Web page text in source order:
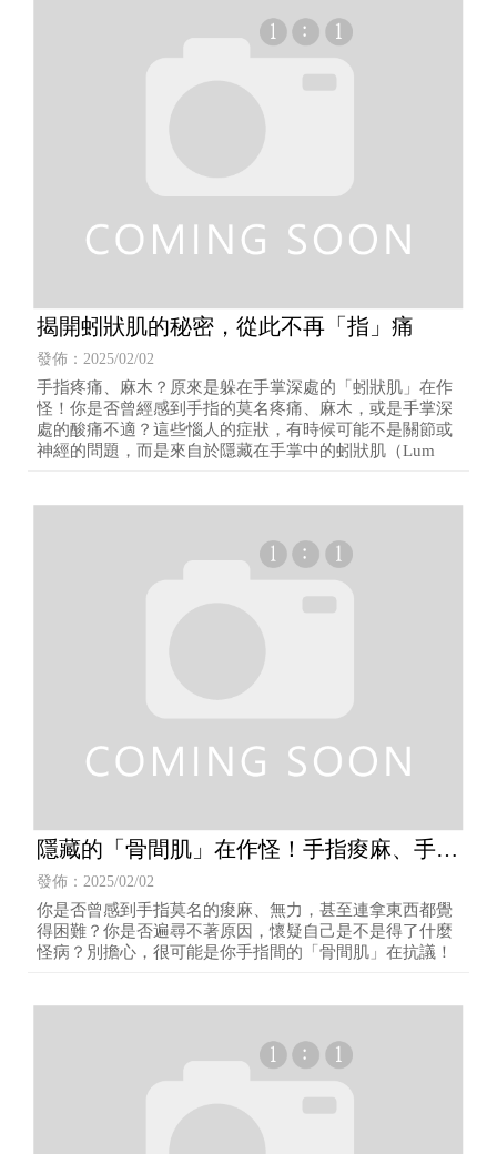
揭開蚓狀肌的秘密，從此不再「指」痛
發佈：2025/02/02
手指疼痛、麻木？原來是躲在手掌深處的「蚓狀肌」在作
怪！你是否曾經感到手指的莫名疼痛、麻木，或是手掌深
處的酸痛不適？這些惱人的症狀，有時候可能不是關節或
神經的問題，而是來自於隱藏在手掌中的蚓狀肌（Lum
隱藏的「骨間肌」在作怪！手指痠麻、手無
力？
發佈：2025/02/02
你是否曾感到手指莫名的痠麻、無力，甚至連拿東西都覺
得困難？你是否遍尋不著原因，懷疑自己是不是得了什麼
怪病？別擔心，很可能是你手指間的「骨間肌」在抗議！